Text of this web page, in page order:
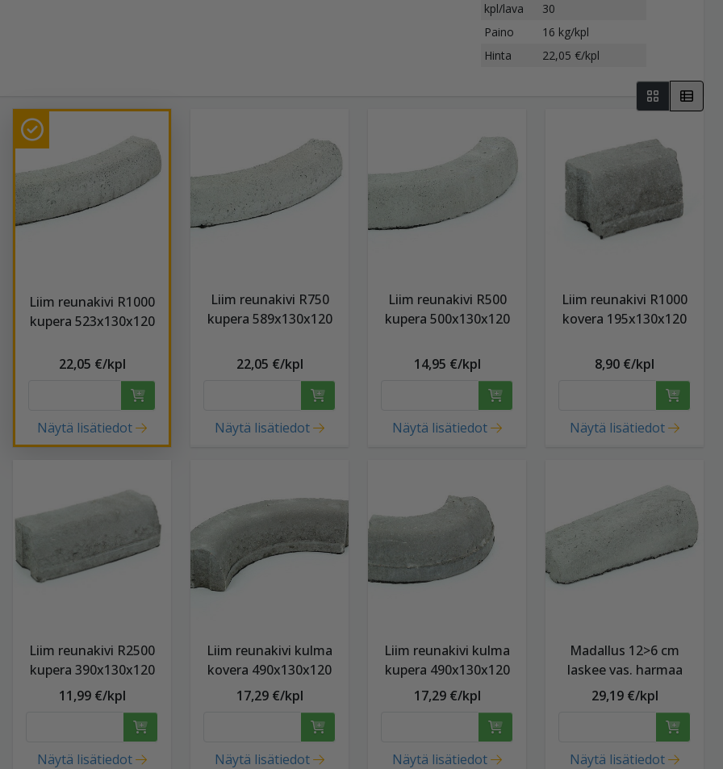
kpl/lava
30
Paino
16 kg/kpl
Hinta
22,05 €/kpl
Liim reunakivi R1000
kupera 523x130x120
22,05 €/kpl
Näytä lisätiedot
Liim reunakivi R750
kupera 589x130x120
22,05 €/kpl
Näytä lisätiedot
Liim reunakivi R500
kupera 500x130x120
14,95 €/kpl
Näytä lisätiedot
Liim reunakivi R1000
kovera 195x130x120
8,90 €/kpl
Näytä lisätiedot
Liim reunakivi R2500
kupera 390x130x120
11,99 €/kpl
Näytä lisätiedot
Liim reunakivi kulma
kovera 490x130x120
17,29 €/kpl
Näytä lisätiedot
Liim reunakivi kulma
kupera 490x130x120
17,29 €/kpl
Näytä lisätiedot
Madallus 12>6 cm
laskee vas. harmaa
29,19 €/kpl
Näytä lisätiedot